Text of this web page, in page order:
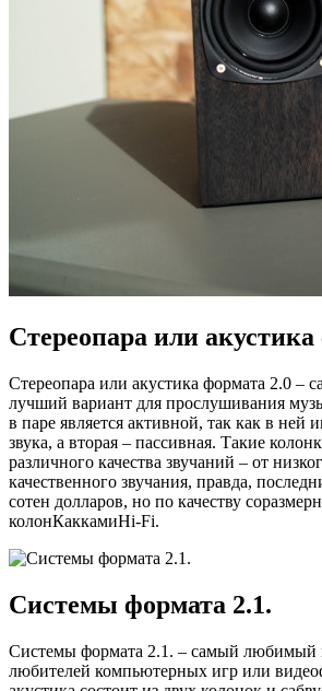
Стереопара или
Стереопара или акустика формата 2.0 –
лучший вариант для прослушивания
в паре является активной, так как в ней
звука, а вторая – пассивная. Такие
различного качества звучаний – от
качественного звучания, правда,
сотен долларов, но по качеству
колонКаккамиНi-Fi.
Системы формата 2.1.
Системы формата 2.1. – самый любимый
любителей компьютерных игр или